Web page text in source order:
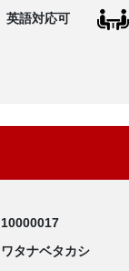
英語対応可
10000017
ワタナベタカシ